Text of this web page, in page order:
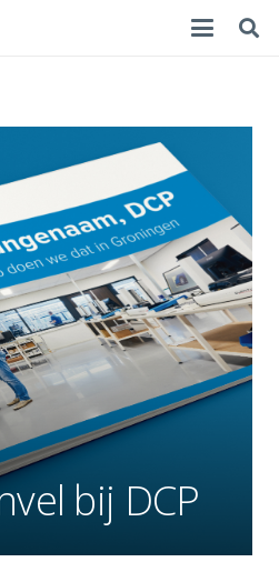
bij DCP